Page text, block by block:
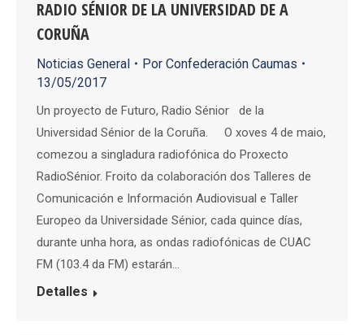
RADIO SÉNIOR DE LA UNIVERSIDAD DE A
CORUÑA
Noticias General Por Confederación Caumas
13/05/2017
Un proyecto de Futuro, Radio Sénior de la
Universidad Sénior de la Coruña. O xoves 4 de maio,
comezou a singladura radiofónica do Proxecto
RadioSénior. Froito da colaboración dos Talleres de
Comunicación e Información Audiovisual e Taller
Europeo da Universidade Sénior, cada quince días,
durante unha hora, as ondas radiofónicas de CUAC
FM (103.4 da FM) estarán…
Detalles